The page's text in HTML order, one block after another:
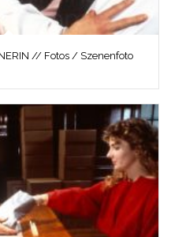
// Fotos / Szenenfoto